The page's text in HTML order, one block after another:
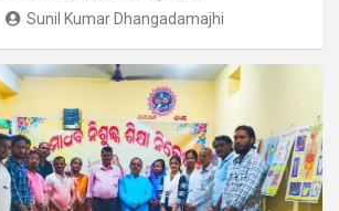
Sunil Kumar Dhangadamajhi